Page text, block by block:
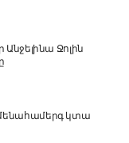
Ջոլին
կտա